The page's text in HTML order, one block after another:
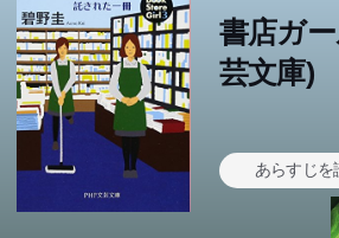
書店ガ
芸文庫)
あらすじを